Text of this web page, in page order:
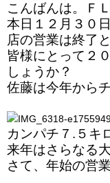
こんばんは。Ｆ
本日１２月３０
店の営業は終了
皆様にとって２
しょうか？
佐藤は今年から
カンパチ７.５キ
来年はさらなる
さて、年始の営